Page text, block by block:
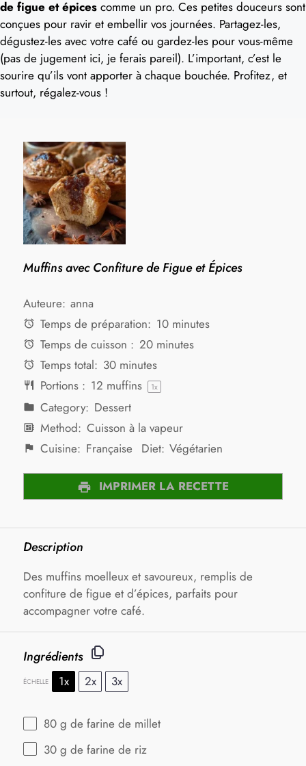
de figue et épices comme un pro. Ces petites douceurs sont
conçues pour ravir et embellir vos journées. Partagez-les,
dégustez-les avec votre café ou gardez-les pour vous-même
(pas de jugement ici, je ferais pareil). L’important, c’est le
sourire qu’ils vont apporter à chaque bouchée. Profitez, et
surtout, régalez-vous !
Muffins avec Confiture de Figue et Épices
Auteure: anna
Temps de préparation: 10 minutes
Temps de cuisson : 20 minutes
Temps total: 30 minutes
Portions : 12 muffins 1x
Category: Dessert
Method: Cuisson à la vapeur
Cuisine: Française Diet: Végétarien
IMPRIMER LA RECETTE
Description
Des muffins moelleux et savoureux, remplis de
confiture de figue et d’épices, parfaits pour
accompagner votre café.
Ingrédients
ÉCHELLE 1x 2x 3x
80 g de farine de millet
30 g de farine de riz